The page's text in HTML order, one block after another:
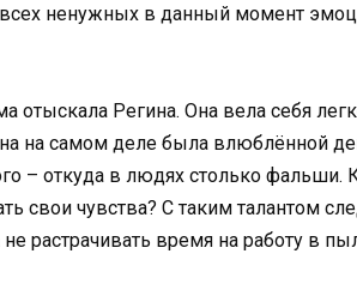
ненужных в данный момент
отыскала Регина. Она вела себя
на самом деле была влюблённой
– откуда в людях столько фальши.
свои чувства? С таким талантом
растрачивать время на работу в